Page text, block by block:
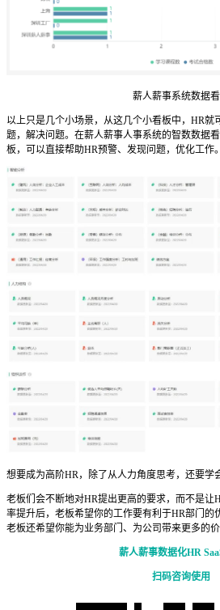
薪人薪事系统数据
以上只是几个小场景，从这几个小看板中，HR就
题，解决问题。在薪人薪事人事系统的智数数据
板，可以直接帮助HR预警、发现问题，优化工作。
想要成为高阶HR，除了从人力角度思考，还要学
老板们会不断地对HR提出更高的要求，而不是让
率提升后，老板希望你的工作要有利于HR部门的
老板还希望你能为业务部门、为公司带来更多的价
薪人薪事数据化HR
扫码咨询使用